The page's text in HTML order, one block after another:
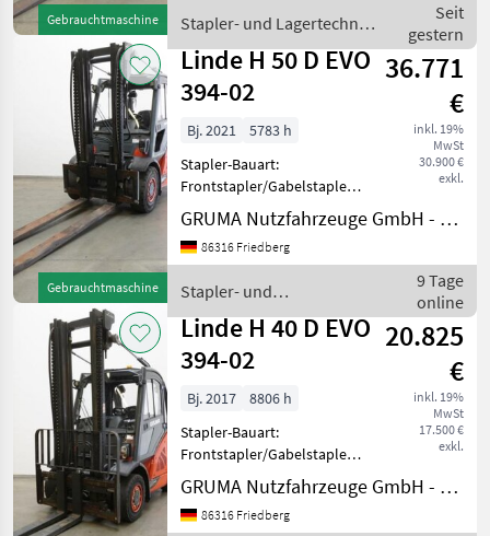
Gebrauchtmaschine
Zinkenverstellgerät,
integriert mit Seitenschub -
Zinkenv
Stapler- und Lagertechnik
/ Linde
Seit
gestern
Gebrauchtmaschine
Linde H 50 D EVO
394-02
36.771
€
inkl. 19%
MwSt
30.900 €
exkl.
Bj. 2021
5783 h
Stapler-Bauart:
Frontstapler/Gabelstapler -
Fahrzeug:
Doppelzusatzhydraulik -
Mast:
Gabelträger - Vollkabine -
Heizung & Klima -
Partikelfilt
GRUMA Nutzfahrzeuge GmbH - Staplertechnik
86316 Friedberg
Stapler- und
Lagertechnik / Linde
9 Tage
online
Linde H 40 D EVO
394-02
20.825
€
inkl. 19%
MwSt
17.500 €
exkl.
Bj. 2017
8806 h
Stapler-Bauart:
Frontstapler/Gabelstapler -
Fahrzeug:
Einfachzusatzhydraulik -
Mast:
GRUMA Nutzfahrzeuge GmbH - Staplertechnik
86316 Friedberg